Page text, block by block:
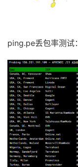
ping.pe丢包率测试：